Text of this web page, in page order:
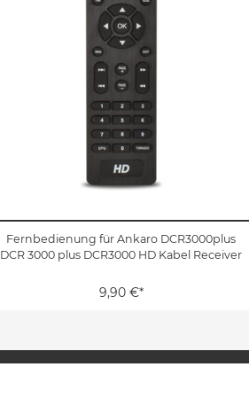
Fernbedienung für Ankaro DCR3000plus
DCR 3000 plus DCR3000 HD Kabel Receiver
9,90 €*